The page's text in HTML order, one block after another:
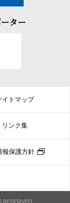
ター
イトマップ
リンク集
報保護方針